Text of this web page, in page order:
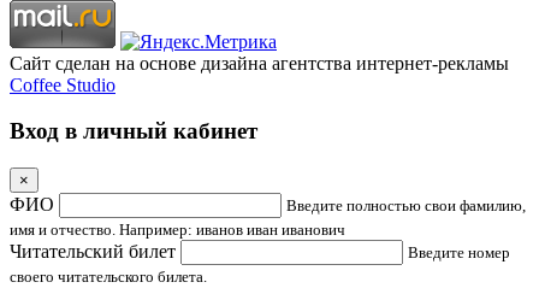
Сайт сделан на основе дизайна агентства интернет-рекламы
Coffee Studio
Вход в личный кабинет
×
ФИО
Введите полностью свои фамилию,
имя и отчество. Например: иванов иван иванович
Читательский билет
Введите номер
своего читательского билета.